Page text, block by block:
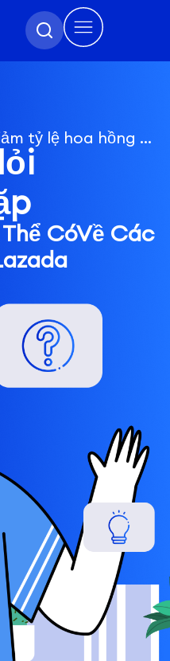
tối thiểu trên toàn gian hàng không?
CóVề Các